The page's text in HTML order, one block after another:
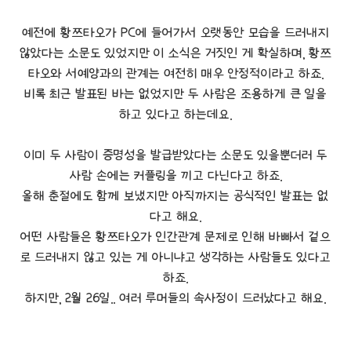
예전에 황쯔타오가 PC에 들어가서 오랫동안 모습을 드러내지
않았다는 소문도 있었지만 이 소식은 거짓인 게 확실하며, 황쯔
타오와 서예양과의 관계는 여전히 매우 안정적이라고 하죠.
비록 최근 발표된 바는 없었지만 두 사람은 조용하게 큰 일을
하고 있다고 하는데요.
이미 두 사람이 증명성을 발급받았다는 소문도 있을뿐더러 두
사람 손에는 커플링을 끼고 다닌다고 하죠.
올해 춘절에도 함께 보냈지만 아직까지는 공식적인 발표는 없
다고 해요.
어떤 사람들은 황쯔타오가 인간관계 문제로 인해 바빠서 겉으
로 드러내지 않고 있는 게 아니냐고 생각하는 사람들도 있다고
하죠.
하지만, 2월 26일.. 여러 루머들의 속사정이 드러났다고 해요.